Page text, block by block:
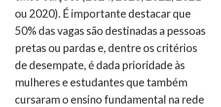
ou 2020). É importante destacar que
50% das vagas são destinadas a pessoas
pretas ou pardas e, dentre os critérios
de desempate, é dada prioridade às
mulheres e estudantes que também
cursaram o ensino fundamental na rede